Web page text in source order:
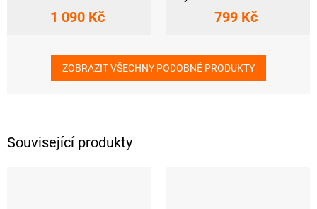
Související produkty
1 090 Kč 799 Kč
ZOBRAZIT VŠECHNY PODOBNÉ PRODUKTY